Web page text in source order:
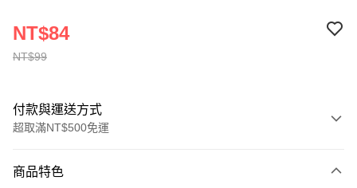
NT$99
NT$84
付款與運送方式
超取滿NT$500免運
信用卡一次付款
商品特色